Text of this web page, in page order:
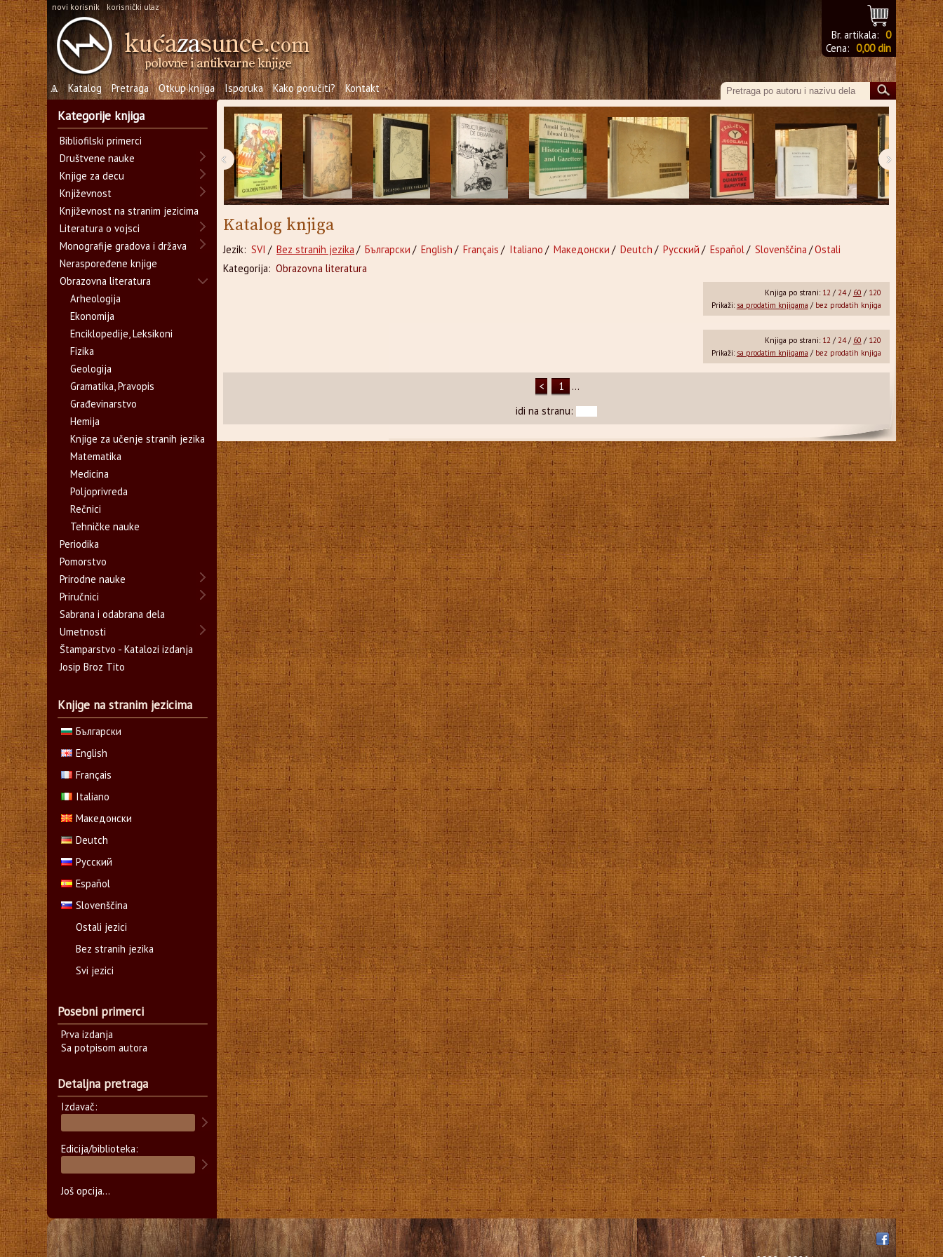
novi korisnik korisnički ulaz
Br. artikala: 0
Cena: 0,00 din
Ѧ Katalog Pretraga Otkup knjiga Isporuka Kako poručiti? Kontakt
‹ ›
Katalog knjiga
Jezik: SVI / Bez stranih jezika / Български / English / Français / Italiano / Македонски / Deutch / Русский / Español/ Slovenščina /Ostali
Kategorija: Obrazovna literatura
Knjiga po strani: 12 / 24/ 60 / 120
Prikaži: sa prodatim knjigama / bez prodatih knjiga
Knjiga po strani: 12 / 24/ 60 / 120
Prikaži: sa prodatim knjigama / bez prodatih knjiga
< 1
...
idi na stranu:
Kategorije knjiga
Bibliofilski primerci
Društvene nauke
Knjige za decu
Književnost
Književnost na stranim jezicima
Literatura o vojsci
Monografije gradova i država
Neraspoređene knjige
Obrazovna literatura
Arheologija
Ekonomija
Enciklopedije, Leksikoni
Fizika
Geologija
Gramatika, Pravopis
Građevinarstvo
Hemija
Knjige za učenje stranih jezika
Matematika
Medicina
Poljoprivreda
Rečnici
Tehničke nauke
Periodika
Pomorstvo
Prirodne nauke
Priručnici
Sabrana i odabrana dela
Umetnosti
Štamparstvo - Katalozi izdanja
Josip Broz Tito
Knjige na stranim jezicima
Български
English
Français
Italiano
Македонски
Deutch
Русский
Español
Slovenščina
Ostali jezici
Bez stranih jezika
Svi jezici
Posebni primerci
Prva izdanja
Sa potpisom autora
Detaljna pretraga
Izdavač:
Edicija/biblioteka:
Još opcija...